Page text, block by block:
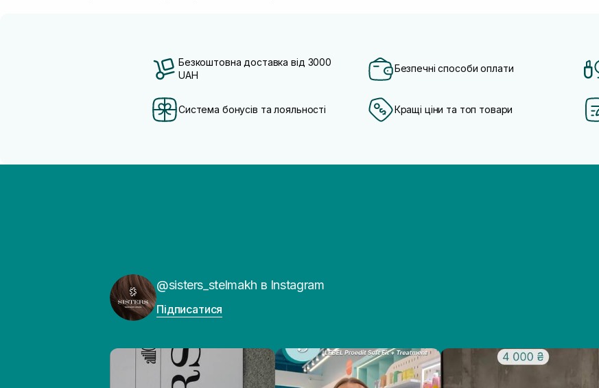
Безкоштовна доставка від 3000
UAH
Безпечні способи оплати
Система бонусів та лояльності Кращі ціни та топ товари
@sisters_stelmakh в Instagram
Підписатися